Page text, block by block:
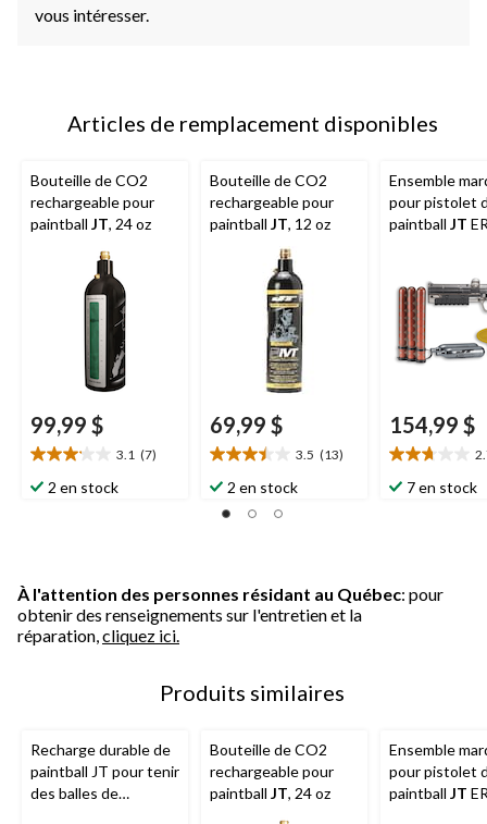
vous intéresser.
Articles de remplacement disponibles
Bouteille de CO2
rechargeable pour
paintball JT, 24 oz
99,99 $
3.1 (7)
3.1
étoile(s)
2 en stock
Bouteille de CO2
rechargeable pour
paintball JT, 12 oz
69,99 $
3.5 (13)
3.5
étoile(s)
sur
2 en stock
Ensemble
pour pistolet
paintball JT
cartouches
154,99 $
2.7
étoile(s)
7 en stock
À l'attention des personnes résidant au Québec: pour
obtenir des renseignements sur l'entretien et la
réparation, cliquez ici.
Produits similaires
Recharge durable de
paintball JT pour tenir
des balles de
Bouteille de CO2
rechargeable pour
paintball JT, 24 oz
Ensemble
pour pistolet
paintball JT